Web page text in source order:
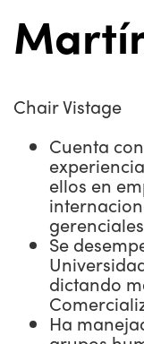
Chair Vistage
Cuenta
ellos en
Se
dictando
Ha